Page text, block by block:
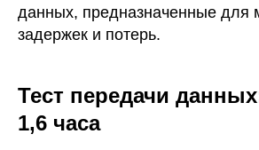
данных, предназначенные для
задержек и потерь.
Тест передачи
1,6 часа